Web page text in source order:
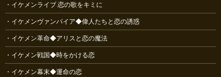
イケメンライブ 恋の歌をキミに
イケメンヴァンパイア◆偉人たちと恋の誘惑
イケメン革命◆アリスと恋の魔法
イケメン戦国◆時をかける恋
イケメン幕末◆運命の恋